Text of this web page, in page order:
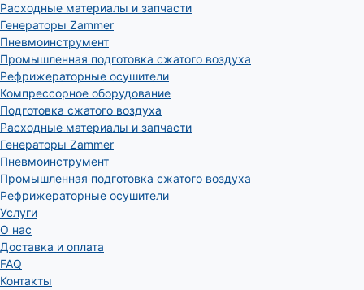
Расходные материалы и запчасти
Генераторы Zammer
Пневмоинструмент
Промышленная подготовка сжатого воздуха
Рефрижераторные осушители
Компрессорное оборудование
Подготовка сжатого воздуха
Расходные материалы и запчасти
Генераторы Zammer
Пневмоинструмент
Промышленная подготовка сжатого воздуха
Рефрижераторные осушители
Услуги
О нас
Доставка и оплата
FAQ
Контакты